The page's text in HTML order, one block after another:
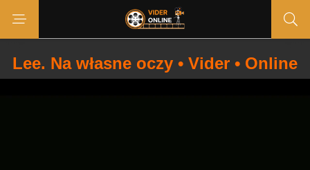
Lee. Na własne oczy • Vider • Online